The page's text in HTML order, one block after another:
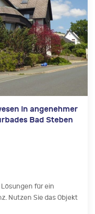
in angenehmer
Bad Steben
für ein
Nutzen Sie das Objekt